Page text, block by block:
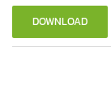
DOWNLOAD